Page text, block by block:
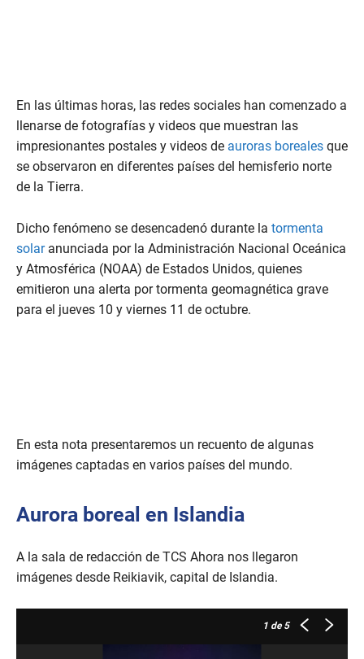
En las últimas horas, las redes sociales han comenzado a
llenarse de fotografías y videos que muestran las
impresionantes postales y videos de auroras boreales que
se observaron en diferentes países del hemisferio norte
de la Tierra.
Dicho fenómeno se desencadenó durante la tormenta
solaranunciada por la Administración Nacional Oceánica
y Atmosférica (NOAA) de Estados Unidos, quienes
emitieron una alerta por tormenta geomagnética grave
para el jueves 10 y viernes 11 de octubre.
En esta nota presentaremos un recuento de algunas
imágenes captadas en varios países del mundo.
Aurora boreal en Islandia
A la sala de redacción de TCS Ahora nos llegaron
imágenes desde Reikiavik, capital de Islandia.
1 de 5